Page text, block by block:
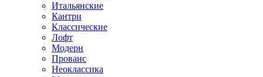
Итальянские
Кантри
Классические
Лофт
Модерн
Прованс
Неоклассика